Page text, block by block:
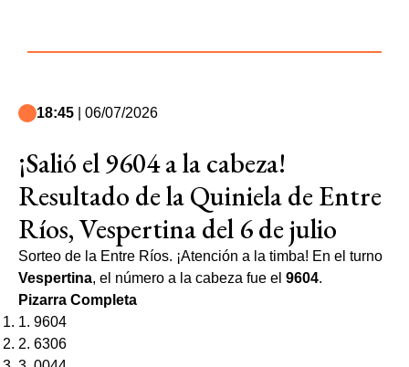
18:45 | 06/07/2026
¡Salió el 9604 a la cabeza!
Resultado de la Quiniela de Entre
Ríos, Vespertina del 6 de julio
Sorteo de la Entre Ríos. ¡Atención a la timba! En el turno
Vespertina, el número a la cabeza fue el 9604.
Pizarra Completa
1. 9604
2. 6306